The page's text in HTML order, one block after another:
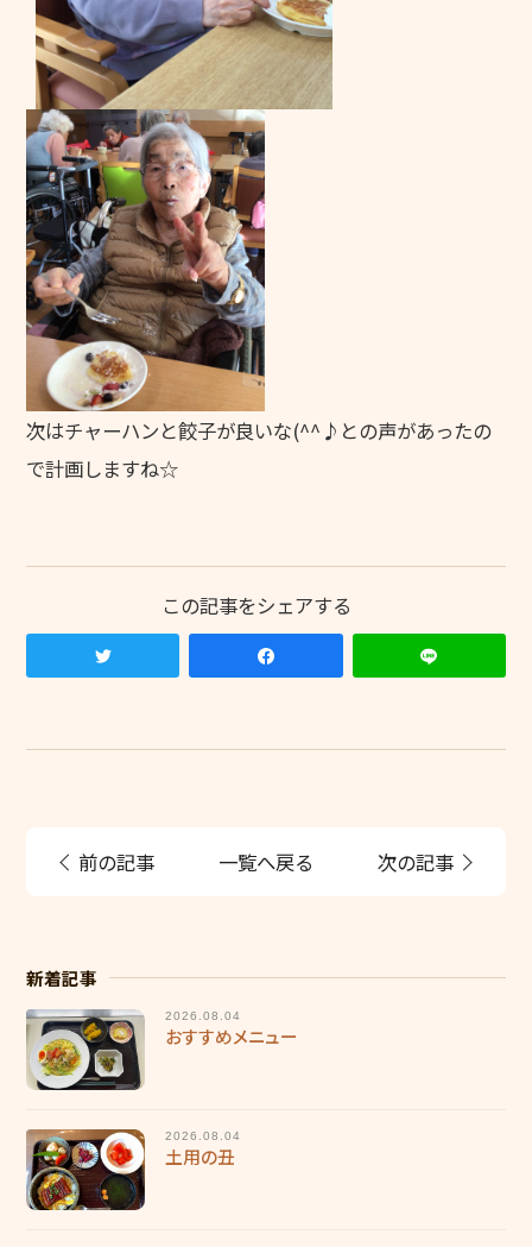
次はチャーハンと餃子が良いな(^^♪との声があったの
で計画しますね☆
前の記事 一覧へ戻る 次の記事
新着記事
2026.08.04
おすすめメニュー
2026.08.04
土用の丑